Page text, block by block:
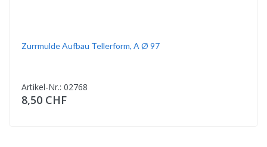
Zurrmulde Aufbau Tellerform, A Ø 97
Artikel-Nr.: 02768
8,50 CHF